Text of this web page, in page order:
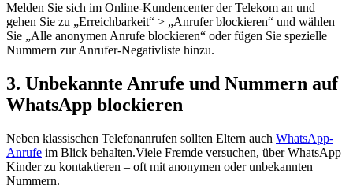
Melden Sie sich im Online-Kundencenter der Telekom an und
gehen Sie zu „Erreichbarkeit“ > „Anrufer blockieren“ und wählen
Sie „Alle anonymen Anrufe blockieren“ oder fügen Sie spezielle
Nummern zur Anrufer-Negativliste hinzu.
3. Unbekannte Anrufe und Nummern auf
WhatsApp blockieren
Neben klassischen Telefonanrufen sollten Eltern auch WhatsApp-
Anrufe im Blick behalten.Viele Fremde versuchen, über WhatsApp
Kinder zu kontaktieren – oft mit anonymen oder unbekannten
Nummern.